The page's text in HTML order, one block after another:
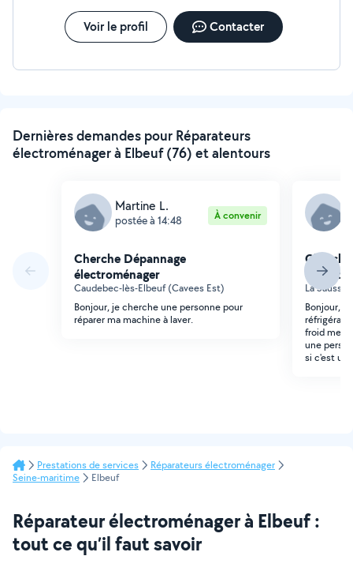
Voir le profil Contacter
Dernières demandes pour Réparateurs
électroménager à Elbeuf (76) et alentours
Martine L.
postée à 14:48 À convenir
Cherche Dépannage
électroménager
Caudebec-lès-Elbeuf (Cavees Est)
Bonjour, je cherche une personne pour
réparer ma machine à laver.
La
Bonjour,
froid
une
si c'est
Prestations de services
Réparateurs électroménager
Seine-maritime
Elbeuf
Réparateur électroménager à Elbeuf :
tout ce qu’il faut savoir